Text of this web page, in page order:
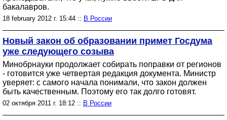
бакалавров.
18 february 2012 г. 15:44 :: В России
Новый закон об образовании примет Госдума
уже следующего созыва
Минобрнауки продолжает собирать поправки от регионов
- готовится уже четвертая редакция документа. Министр
уверяет: с самого начала понимали, что закон должен
быть качественным. Поэтому его так долго готовят.
02 октября 2011 г. 18:12 :: В России